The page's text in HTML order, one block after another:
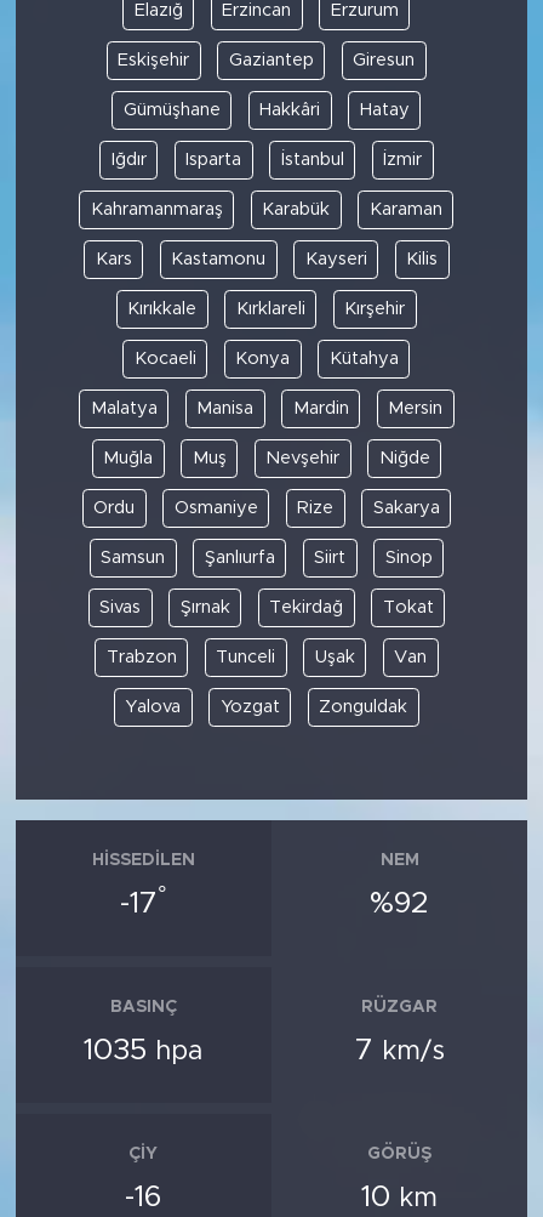
Elazığ Erzincan Erzurum
Eskişehir Gaziantep Giresun
Gümüşhane Hakkâri Hatay
Iğdır Isparta İstanbul İzmir
Kahramanmaraş Karabük Karaman
Kars Kastamonu Kayseri Kilis
Kırıkkale Kırklareli Kırşehir
Kocaeli Konya Kütahya
Malatya Manisa Mardin Mersin
Muğla Muş Nevşehir Niğde
Ordu Osmaniye Rize Sakarya
Samsun Şanlıurfa Siirt Sinop
Sivas Şırnak Tekirdağ Tokat
Trabzon Tunceli Uşak Van
Yalova Yozgat Zonguldak
HISSEDILEN
-17°
NEM
%92
BASINÇ
1035 hpa
RÜZGAR
7 km/s
ÇIY
-16
GÖRÜŞ
10 km